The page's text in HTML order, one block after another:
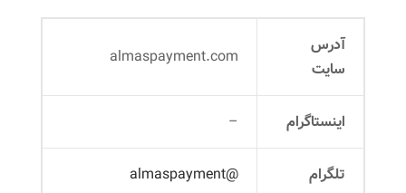
آدرس
سایت
almaspayment.com
اینستاگرام –
تلگرام @almaspayment